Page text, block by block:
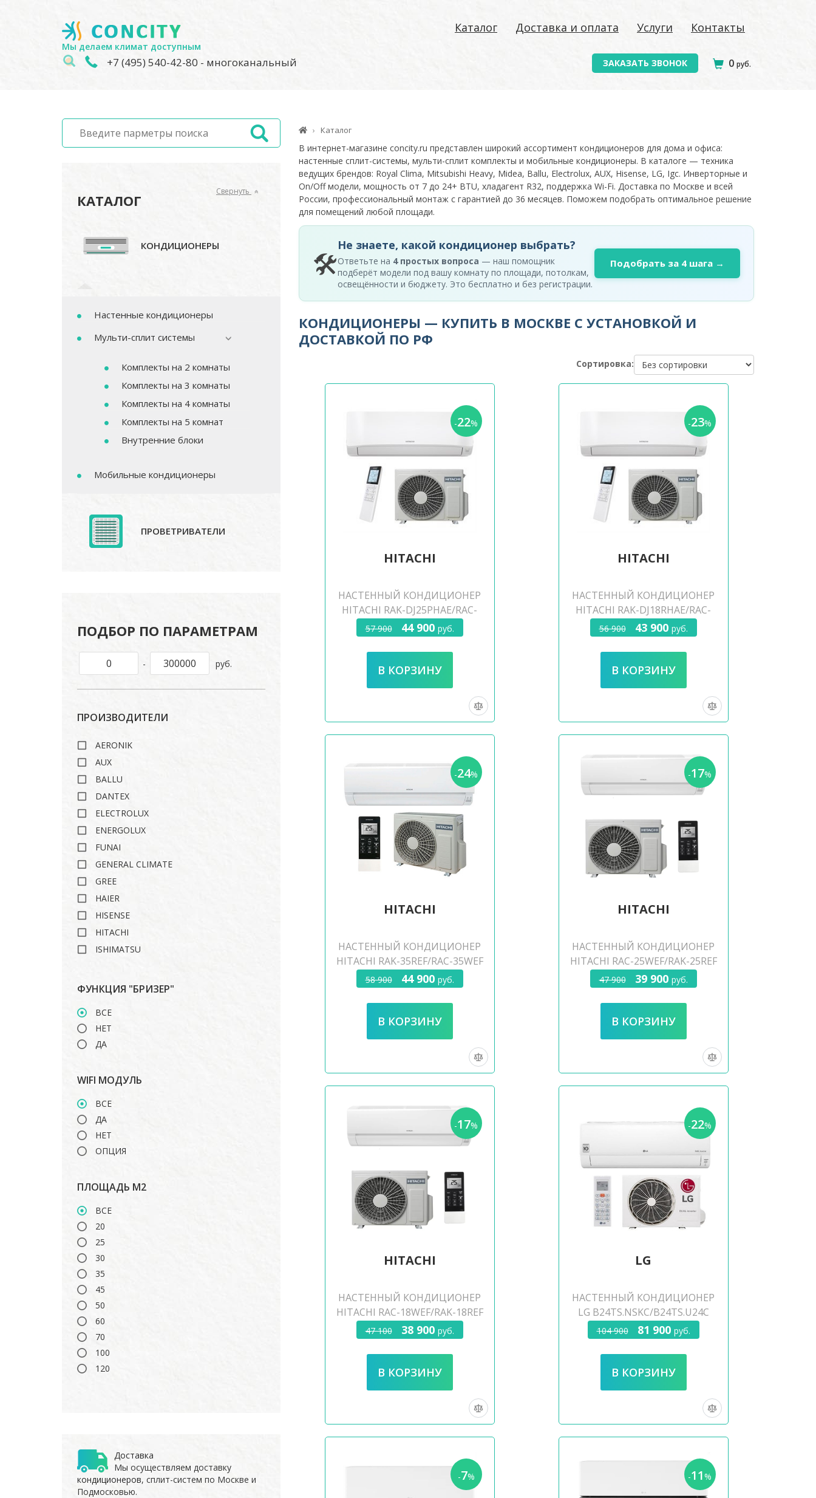
Мы делаем климат доступным
Каталог Доставка и оплата Услуги Контакты
+7 (495) 540-42-80 - многоканальный ЗАКАЗАТЬ ЗВОНОК 0 руб.
КАТАЛОГ
Свернуть
КОНДИЦИОНЕРЫ
Настенные кондиционеры
Мульти-сплит системы
Комплекты на 2 комнаты
Комплекты на 3 комнаты
Комплекты на 4 комнаты
Комплекты на 5 комнат
Внутренние блоки
Мобильные кондиционеры
ПРОВЕТРИВАТЕЛИ
ПОДБОР ПО ПАРАМЕТРАМ
- руб.
ПРОИЗВОДИТЕЛИ
AERONIK
AUX
BALLU
DANTEX
ELECTROLUX
ENERGOLUX
FUNAI
GENERAL CLIMATE
GREE
HAIER
HISENSE
HITACHI
ISHIMATSU
LG
MDV
MIDEA
MITSUBISHI HEAVY
TOSHIBA
ФУНКЦИЯ "БРИЗЕР"
ВСЕ
НЕТ
ДА
WIFI МОДУЛЬ
ВСЕ
ДА
НЕТ
ОПЦИЯ
ПЛОЩАДЬ М2
ВСЕ
20
25
30
35
45
50
60
70
100
120
Доставка
Мы осуществляем доставку
кондиционеров, сплит-систем по Москве и
Подмосковью.
Каталог
В интернет-магазине concity.ru представлен широкий ассортимент кондиционеров для дома и офиса:
настенные сплит-системы, мульти-сплит комплекты и мобильные кондиционеры. В каталоге — техника
ведущих брендов: Royal Clima, Mitsubishi Heavy, Midea, Ballu, Electrolux, AUX, Hisense, LG, Igc. Инверторные и
On/Off модели, мощность от 7 до 24+ BTU, хладагент R32, поддержка Wi-Fi. Доставка по Москве и всей
России, профессиональный монтаж с гарантией до 36 месяцев. Поможем подобрать оптимальное решение
для помещений любой площади.
🛠
Не знаете, какой кондиционер выбрать?
Ответьте на 4 простых вопроса — наш помощник
подберёт модели под вашу комнату по площади, потолкам,
освещённости и бюджету. Это бесплатно и без регистрации.
Подобрать за 4 шага →
КОНДИЦИОНЕРЫ — КУПИТЬ В МОСКВЕ С УСТАНОВКОЙ И
ДОСТАВКОЙ ПО РФ
Сортировка:
-22%
HITACHI
НАСТЕННЫЙ КОНДИЦИОНЕР
HITACHI RAK-DJ25PHAE/RAC-
DJ25PHAE
57 900 44 900 руб.
-23%
HITACHI
НАСТЕННЫЙ КОНДИЦИОНЕР
HITACHI RAK-DJ18RHAE/RAC-
DJ18WHAE
56 900 43 900 руб.
-24%
HITACHI
НАСТЕННЫЙ КОНДИЦИОНЕР
HITACHI RAK-35REF/RAC-35WEF
58 900 44 900 руб.
-17%
HITACHI
НАСТЕННЫЙ КОНДИЦИОНЕР
HITACHI RAC-25WEF/RAK-25REF
47 900 39 900 руб.
-17%
HITACHI
НАСТЕННЫЙ КОНДИЦИОНЕР
HITACHI RAC-18WEF/RAK-18REF
47 100 38 900 руб.
-22%
LG
НАСТЕННЫЙ КОНДИЦИОНЕР
LG B24TS.NSKC/B24TS.U24C
104 900 81 900 руб.
-7% -11%